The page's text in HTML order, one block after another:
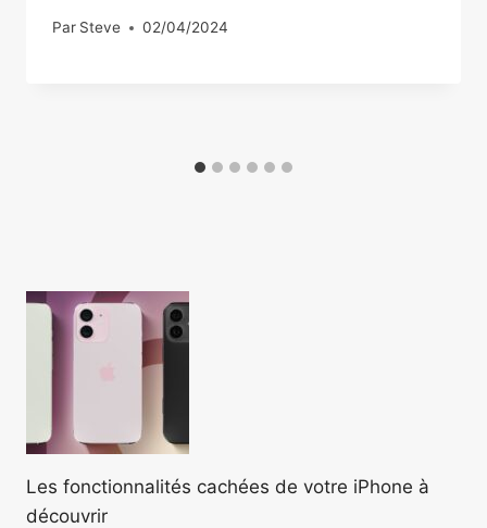
Par Steve 02/04/2024
Les fonctionnalités cachées de votre iPhone à
découvrir